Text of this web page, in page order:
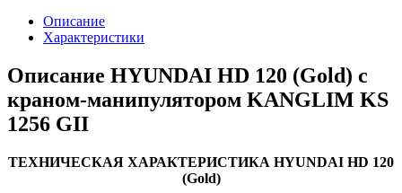
Описание
Характеристики
Описание HYUNDAI HD 120 (Gold) c
краном-манипулятором KANGLIM KS
1256 GII
ТЕХНИЧЕСКАЯ ХАРАКТЕРИСТИКА HYUNDAI HD 120
(Gold)